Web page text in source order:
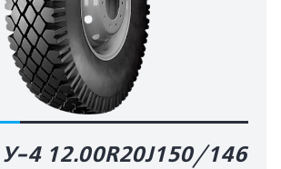
4 12.00R20J150/146